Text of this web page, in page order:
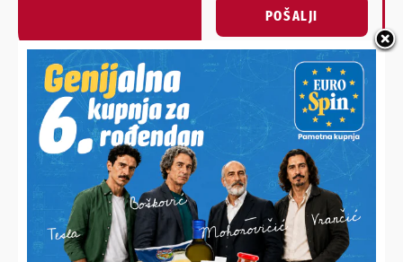
POŠALJI
Alternative:
NAJNOVIJE VIJESTI